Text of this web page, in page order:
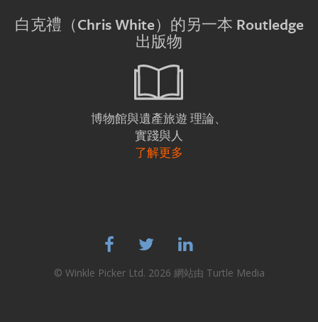
白克禮（Chris White）的另一本 Routledge
出版物
博物館與遺產旅遊 理論、
實踐與人
了解更多
  
© Winkle Picker Ltd. 2026 網站由 Turtle Media